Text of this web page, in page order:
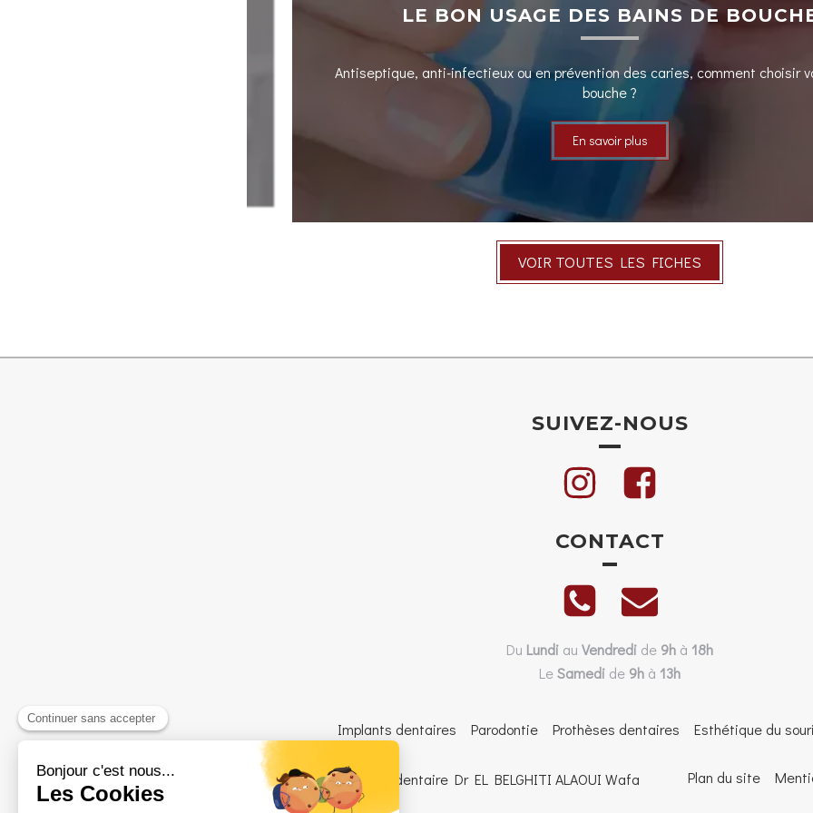
LE BON USAGE DES BAINS DE
Antiseptique, anti-infectieux ou en prévention des caries, comment choisir
bouche ?
En savoir plus
VOIR TOUTES LES FICHES
SUIVEZ-NOUS
CONTACT
Du Lundi au Vendredi de 9h à 18h
LeSamedi de 9h à 13h
Implants dentaires Parodontie Prothèses dentaires Esthétique du
©2024 Clinique dentaire Dr EL BELGHITI ALAOUI Wafa Plan du site